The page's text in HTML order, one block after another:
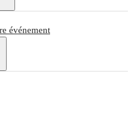
événement